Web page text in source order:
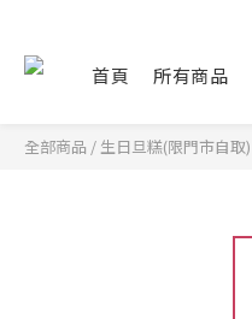
首頁 所有商品
全部商品 / 生日旦糕(限門市自取)